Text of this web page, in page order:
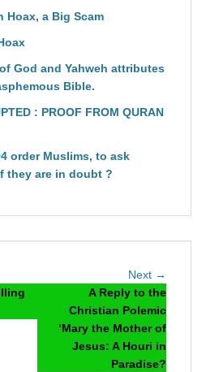
Hoax, a Big Scam
God and Yahweh attributes
Bible.
: PROOF FROM QURAN
order Muslims, to ask
they are in doubt ?
Next →
post:
A Reply to the
Christian Polemic
‘Mary the Mother of
Jesus: A Houri in
Paradise?